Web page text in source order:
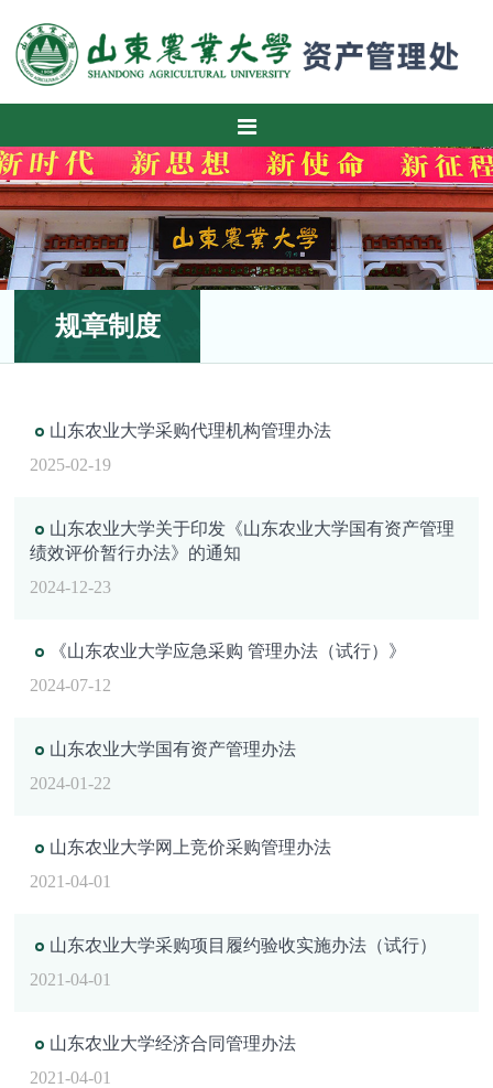
规章制度
山东农业大学采购代理机构管理办法
2025-02-19
山东农业大学关于印发《山东农业大学国有资产管理
绩效评价暂行办法》的通知
2024-12-23
《山东农业大学应急采购 管理办法（试行）》
2024-07-12
山东农业大学国有资产管理办法
2024-01-22
山东农业大学网上竞价采购管理办法
2021-04-01
山东农业大学采购项目履约验收实施办法（试行）
2021-04-01
山东农业大学经济合同管理办法
2021-04-01